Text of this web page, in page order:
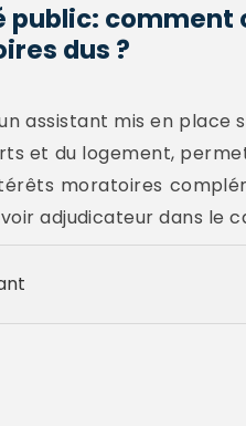
public:
dus ?
un assistant mis en
et du logement,
moratoires
adjudicateur dans le